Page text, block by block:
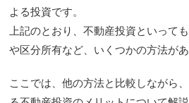
よる投資です。
上記のとおり、不動産投資といって
や区分所有など、いくつかの方法があ
ここでは、他の方法と比較しながら